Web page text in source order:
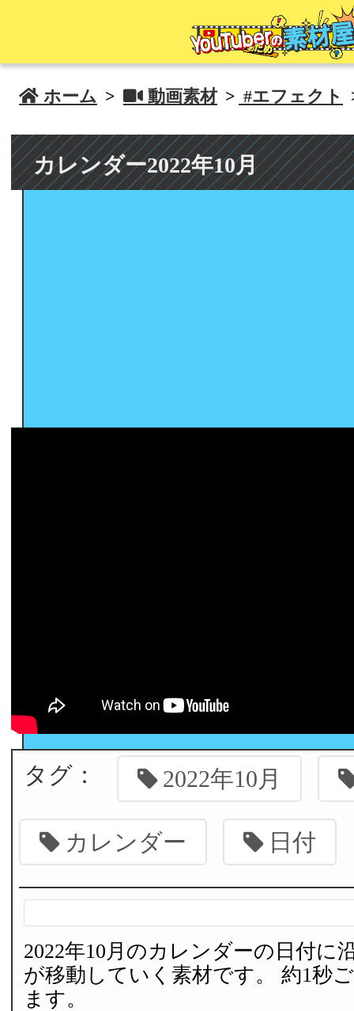
 ホーム >  動画素材 > #エフェクト
カレンダー2022年10月
タグ： 2022年10月
カレンダー 日付
2022年10月のカレンダーの日付に
が移動していく素材です。 約1秒
ます。